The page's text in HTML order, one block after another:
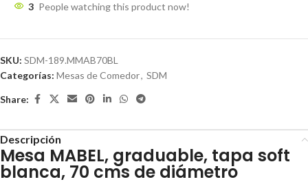
3 People watching this product now!
SKU: SDM-189.MMAB70BL
Categorías: Mesas de Comedor, SDM
Share:
Descripción
Mesa MABEL, graduable, tapa soft
blanca, 70 cms de diámetro